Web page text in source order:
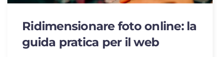
Ridimensionare foto online: la
guida pratica per il web